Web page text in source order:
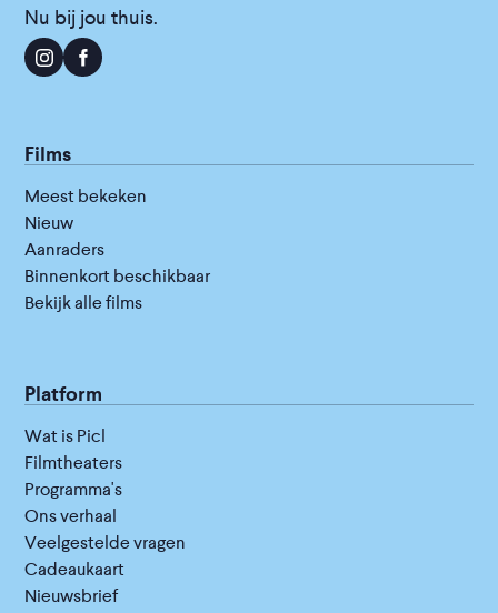
Nu bij jou thuis.
Films
Meest bekeken
Nieuw
Aanraders
Binnenkort beschikbaar
Bekijk alle films
Platform
Wat is Picl
Filmtheaters
Programma's
Ons verhaal
Veelgestelde vragen
Cadeaukaart
Nieuwsbrief